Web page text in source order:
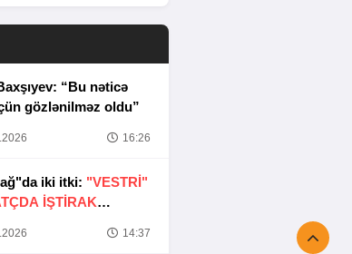
“Bu nəticə
gözlənilməz oldu”
16:26
iki itki: "VESTRİ"
İŞTİRAK
14:37